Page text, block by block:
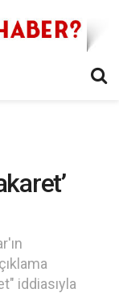
iddiasıyla